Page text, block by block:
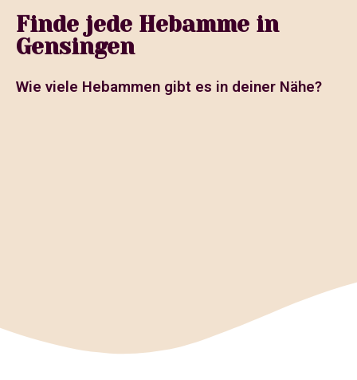
Finde jede Hebamme in
Gensingen
Wie viele Hebammen gibt es in deiner Nähe?